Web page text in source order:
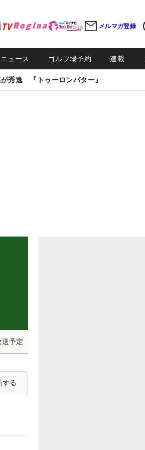
メルマガ登録
ュース ゴルフ場予約 連載
秀逸 『トゥーロンパター』
予定
する